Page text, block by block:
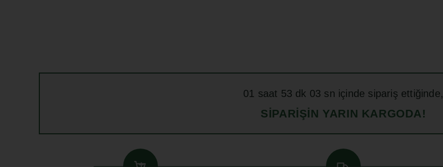
01 saat 53 dk 02 sn içinde sipariş ettiğinde,
SIPARIŞIN YARIN KARGODA!